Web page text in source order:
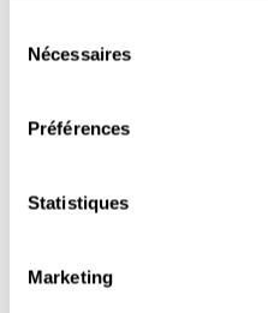
Nécessaires
Préférences
Statistiques
Marketing